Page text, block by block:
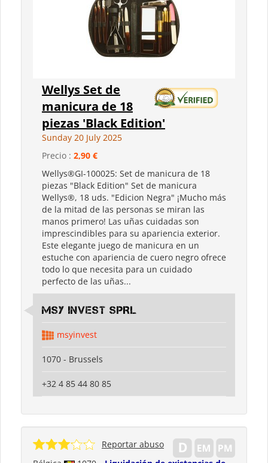
Wellys Set de
manicura de 18
piezas 'Black Edition'
Sunday 20 July 2025
Precio : 2,90 €
Wellys®GI-100025: Set de manicura de 18
piezas "Black Edition" Set de manicura
Wellys®, 18 uds. "Edicion Negra" ¡Mucho más
de la mitad de las personas se miran las
manos primero! Las uñas cuidadas son
imprescindibles para su apariencia exterior.
Este elegante juego de manicura en un
estuche con apariencia de cuero negro ofrece
todo lo que necesita para un cuidado
perfecto de las uñas...
MSY INVEST SPRL
msyinvest
1070 - Brussels
+32 4 85 44 80 85
Reportar abuso